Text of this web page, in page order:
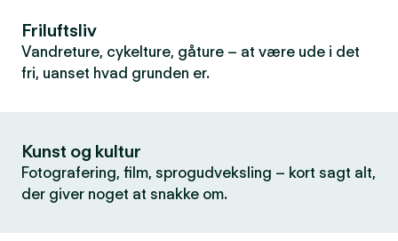
Friluftsliv
Vandreture, cykelture, gåture – at være ude i det
fri, uanset hvad grunden er.
Kunst og kultur
Fotografering, film, sprogudveksling – kort sagt alt,
der giver noget at snakke om.